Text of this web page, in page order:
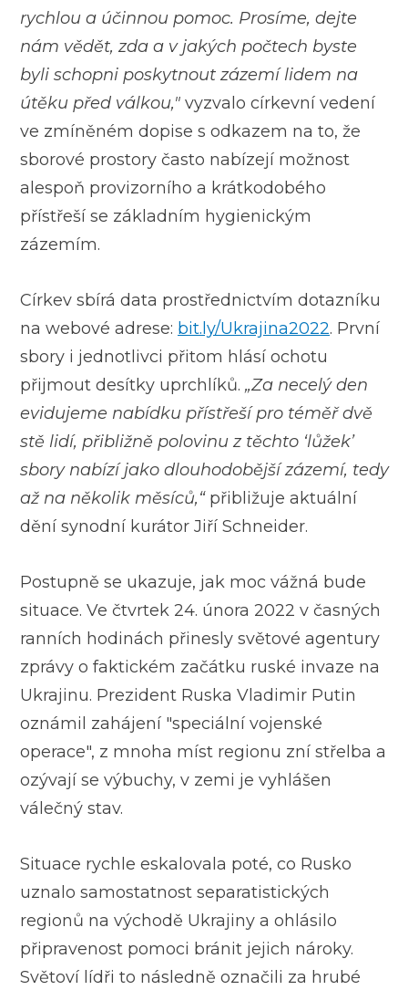
rychlou a účinnou pomoc. Prosíme, dejte
nám vědět, zda a v jakých počtech byste
byli schopni poskytnout zázemí lidem na
útěku před válkou," vyzvalo církevní vedení
ve zmíněném dopise s odkazem na to, že
sborové prostory často nabízejí možnost
alespoň provizorního a krátkodobého
přístřeší se základním hygienickým
zázemím.
Církev sbírá data prostřednictvím dotazníku
na webové adrese: bit.ly/Ukrajina2022. První
sbory i jednotlivci přitom hlásí ochotu
přijmout desítky uprchlíků. „Za necelý den
evidujeme nabídku přístřeší pro téměř dvě
stě lidí, přibližně polovinu z těchto ‘lůžek’
sbory nabízí jako dlouhodobější zázemí, tedy
až na několik měsíců,“přibližuje aktuální
dění synodní kurátor Jiří Schneider.
Postupně se ukazuje, jak moc vážná bude
situace. Ve čtvrtek 24. února 2022 v časných
ranních hodinách přinesly světové agentury
zprávy o faktickém začátku ruské invaze na
Ukrajinu. Prezident Ruska Vladimir Putin
oznámil zahájení "speciální vojenské
operace", z mnoha míst regionu zní střelba a
ozývají se výbuchy, v zemi je vyhlášen
válečný stav.
Situace rychle eskalovala poté, co Rusko
uznalo samostatnost separatistických
regionů na východě Ukrajiny a ohlásilo
připravenost pomoci bránit jejich nároky.
Světoví lídři to následně označili za hrubé